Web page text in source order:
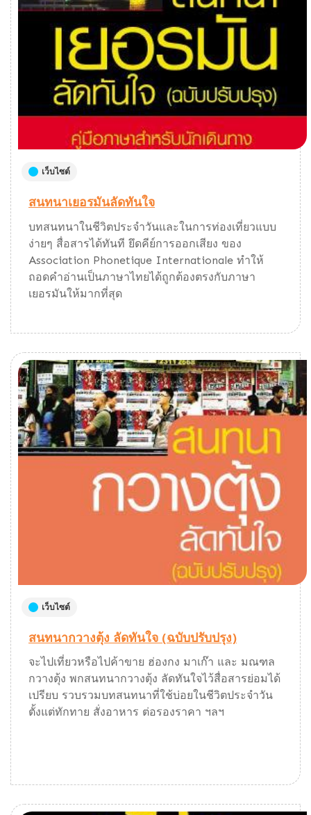
เว็บไซต์
สนทนาเยอรมันลัดทันใจ
บทสนทนาในชีวิตประจำวันและในการท่องเที่ยวแบบ
ง่ายๆ สื่อสารได้ทันที ยึดคีย์การออกเสียง ของ
Association Phonetique Internationale ทำให้
ถอดคำอ่านเป็นภาษาไทยได้ถูกต้องตรงกับภาษา
เยอรมันให้มากที่สุด
เว็บไซต์
สนทนากวางตุ้ง ลัดทันใจ (ฉบับปรับปรุง)
จะไปเที่ยวหรือไปค้าขาย ฮ่องกง มาเก๊า และ มณฑล
กวางตุ้ง พกสนทนากวางตุ้ง ลัดทันใจไว้สื่อสารย่อมได้
เปรียบ รวบรวมบทสนทนาที่ใช้บ่อยในชีวิตประจำวัน
ตั้งแต่ทักทาย สั่งอาหาร ต่อรองราคา ฯลฯ